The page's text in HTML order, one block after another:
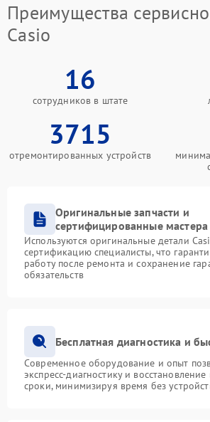
Преимущества
Casio
16
сотрудников в штате
3715
отремонтированных устройств
Оригинальные запчасти и
сертифицированные мастера
Используются оригинальные детали
сертификацию специалисты, что
работу после ремонта и сохранение
обязательств
Бесплатная диагностика и
Современное оборудование и опыт
экспресс-диагностику и
сроки, минимизируя время без